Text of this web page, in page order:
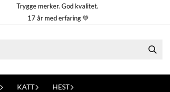
Trygge merker. God kvalitet.
17 år med erfaring 💚
KATT HEST